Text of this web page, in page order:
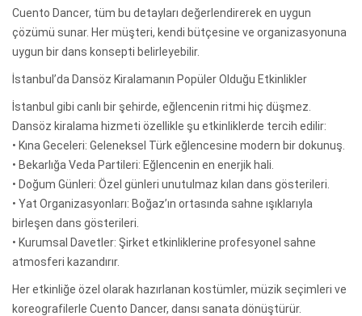
Cuento Dancer, tüm bu detayları değerlendirerek en uygun
çözümü sunar. Her müşteri, kendi bütçesine ve organizasyonuna
uygun bir dans konsepti belirleyebilir.
İstanbul’da Dansöz Kiralamanın Popüler Olduğu Etkinlikler
İstanbul gibi canlı bir şehirde, eğlencenin ritmi hiç düşmez.
Dansöz kiralama hizmeti özellikle şu etkinliklerde tercih edilir:
• Kına Geceleri: Geleneksel Türk eğlencesine modern bir dokunuş.
• Bekarlığa Veda Partileri: Eğlencenin en enerjik hali.
• Doğum Günleri: Özel günleri unutulmaz kılan dans gösterileri.
• Yat Organizasyonları: Boğaz’ın ortasında sahne ışıklarıyla
birleşen dans gösterileri.
• Kurumsal Davetler: Şirket etkinliklerine profesyonel sahne
atmosferi kazandırır.
Her etkinliğe özel olarak hazırlanan kostümler, müzik seçimleri ve
koreografilerle Cuento Dancer, dansı sanata dönüştürür.